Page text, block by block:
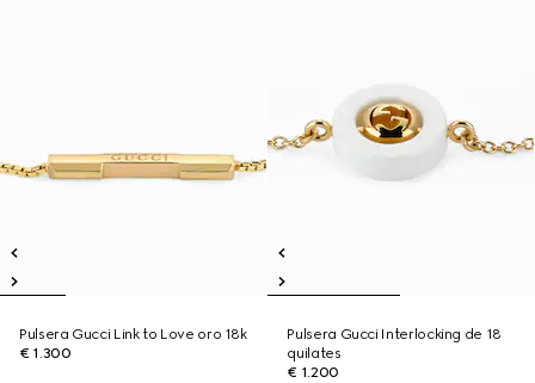
Pulsera Gucci Link to Love oro 18k
€ 1.300
Pulsera Gucci Interlocking de 18
quilates
€ 1.200